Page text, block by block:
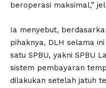
beroperasi maksimal,”
Ia menyebut,
pihaknya, DLH selama
satu SPBU, yakni SPBU
sistem pembayaran
dilakukan setelah jatuh